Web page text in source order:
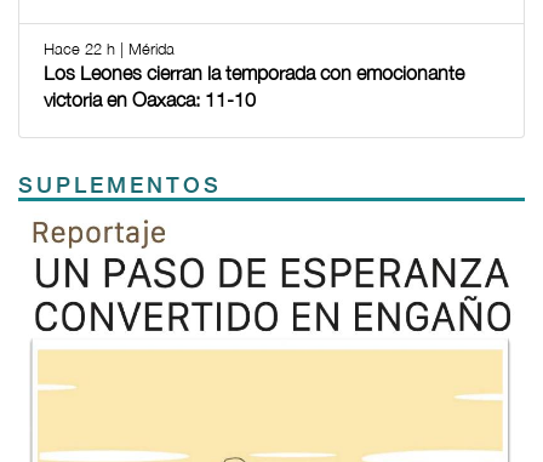
Hace 22 h | Mérida
Los Leones cierran la temporada con emocionante
victoria en Oaxaca: 11-10
SUPLEMENTOS
Previous
TODOS LOS SUPLEMENTOS